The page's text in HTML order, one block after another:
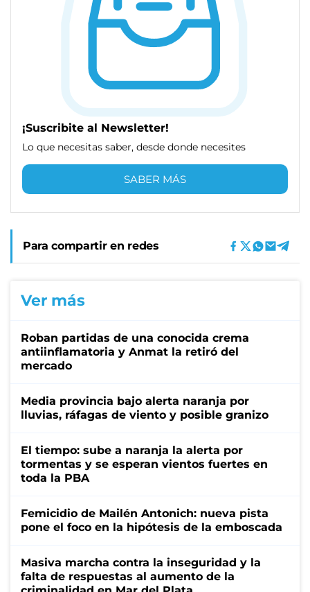
¡Suscribite al Newsletter!
Lo que necesitas saber, desde donde necesites
SABER MÁS
Para compartir en redes
Ver más
Roban partidas de una conocida crema
antiinflamatoria y Anmat la retiró del
mercado
Media provincia bajo alerta naranja por
lluvias, ráfagas de viento y posible granizo
El tiempo: sube a naranja la alerta por
tormentas y se esperan vientos fuertes en
toda la PBA
Femicidio de Mailén Antonich: nueva pista
pone el foco en la hipótesis de la emboscada
Masiva marcha contra la inseguridad y la
falta de respuestas al aumento de la